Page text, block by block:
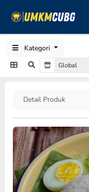
Kategori
Detail Produk